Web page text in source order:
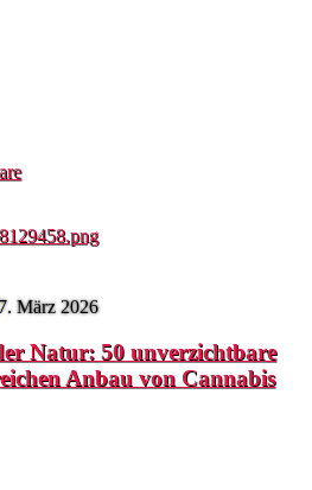
März 2026
Natur: 50 unverzichtbare
Anbau von Cannabis